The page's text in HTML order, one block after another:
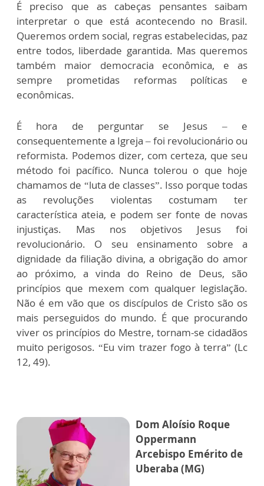
É preciso que as cabeças pensantes saibam
interpretar o que está acontecendo no Brasil.
Queremos ordem social, regras estabelecidas, paz
entre todos, liberdade garantida. Mas queremos
também maior democracia econômica, e as
sempre prometidas reformas políticas e
econômicas.
É hora de perguntar se Jesus – e
consequentemente a Igreja – foi revolucionário ou
reformista. Podemos dizer, com certeza, que seu
método foi pacífico. Nunca tolerou o que hoje
chamamos de “luta de classes”. Isso porque todas
as revoluções violentas costumam ter
característica ateia, e podem ser fonte de novas
injustiças. Mas nos objetivos Jesus foi
revolucionário. O seu ensinamento sobre a
dignidade da filiação divina, a obrigação do amor
ao próximo, a vinda do Reino de Deus, são
princípios que mexem com qualquer legislação.
Não é em vão que os discípulos de Cristo são os
mais perseguidos do mundo. É que procurando
viver os princípios do Mestre, tornam-se cidadãos
muito perigosos. “Eu vim trazer fogo à terra” (Lc
12, 49).
Dom Aloísio Roque
Oppermann
Arcebispo Emérito de
Uberaba (MG)